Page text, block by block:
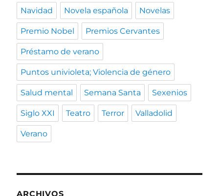
Navidad Novela española Novelas
Premio Nobel Premios Cervantes
Préstamo de verano
Puntos univioleta; Violencia de género
Salud mental Semana Santa Sexenios
Siglo XXI Teatro Terror Valladolid
Verano
ARCHIVOS